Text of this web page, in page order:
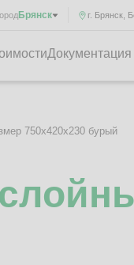
г. Брянск,
Брянск
Документация
750x420x230 бурый